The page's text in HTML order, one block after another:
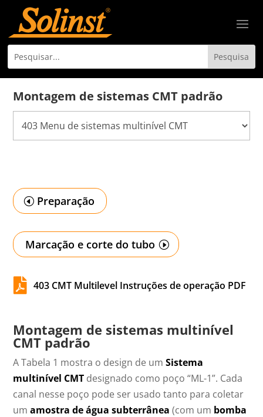
Montagem de sistemas CMT padrão
Preparação
Marcação e corte do tubo
 403 CMT Multilevel Instruções de operação PDF
Montagem de sistemas multinível
CMT padrão
A Tabela 1 mostra o design de um Sistema
multinível CMT designado como poço “ML-1”. Cada
canal nesse poço pode ser usado tanto para coletar
umamostra de água subterrânea (com um bomba